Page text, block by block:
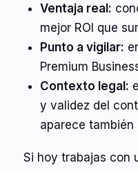
Ventaja real:
mejor ROI que
Punto a vigilar:
Premium
Contexto legal:
y validez del
aparece
Si hoy trabajas con